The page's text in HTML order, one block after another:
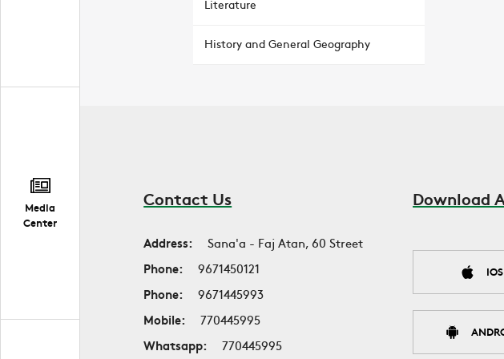
Media
Center
Literature
History and General Geography
Contact Us
Address:
Sana'a - Faj Atan, 60 Street
Phone:
9671450121
Phone:
9671445993
Mobile:
770445995
Whatsapp:
770445995
Download
IOS